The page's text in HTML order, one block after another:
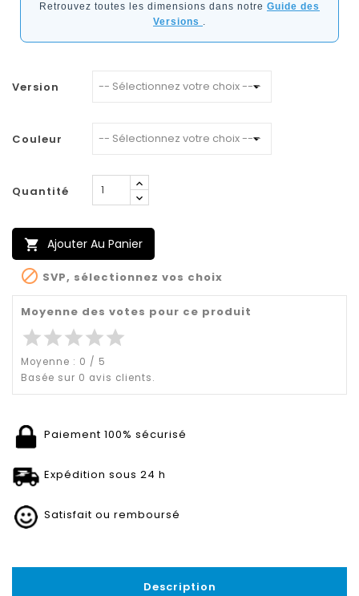
Retrouvez toutes les dimensions dans notre Guide des
Versions .
Version
Couleur
Quantité
 Ajouter Au Panier
 SVP, sélectionnez vos choix
Moyenne des votes pour ce produit
starstarstarstarstar
Moyenne : 0 / 5
Basée sur 0 avis clients.
Paiement 100% sécurisé
Expédition sous 24 h
Satisfait ou remboursé
Description